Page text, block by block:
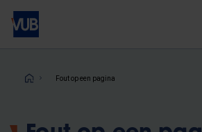
Overslaan
naar
inhoudKruimelpad
Fout op een pagina